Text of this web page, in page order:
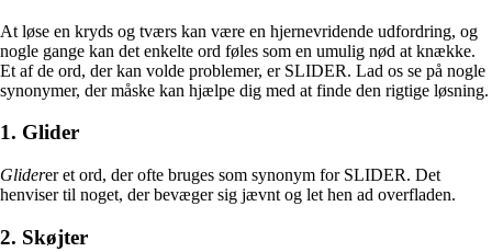
At løse en kryds og tværs kan være en hjernevridende udfordring, og
nogle gange kan det enkelte ord føles som en umulig nød at knække.
Et af de ord, der kan volde problemer, er SLIDER. Lad os se på nogle
synonymer, der måske kan hjælpe dig med at finde den rigtige løsning.
1. Glider
Gliderer et ord, der ofte bruges som synonym for SLIDER. Det
henviser til noget, der bevæger sig jævnt og let hen ad overfladen.
2. Skøjter